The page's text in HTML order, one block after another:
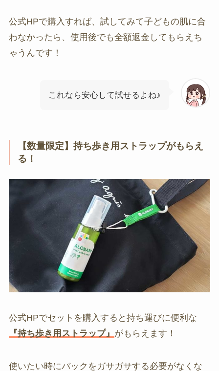
公式HPで購入すれば、試してみて子どもの肌に合
わなかったら、使用後でも全額返金してもらえち
ゃうんです！
これなら安心して試せるよね♪
【数量限定】持ち歩き用ストラップがもらえ
る！
公式HPでセットを購入すると持ち運びに便利な
『持ち歩き用ストラップ』 がもらえます！
使いたい時にバックをガサガサする必要がなくな